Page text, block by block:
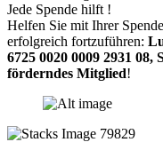
Jede Spende hilft !
Helfen Sie mit Ihrer
erfolgreich fortzuführen:
6725 0020 0009 2931 08,
förderndes Mitglied!